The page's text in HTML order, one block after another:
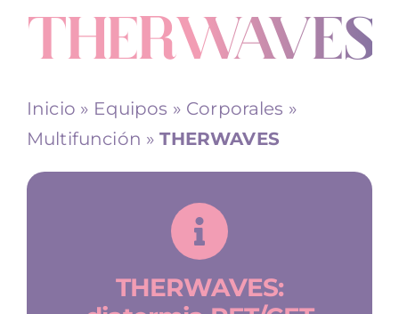
Alquiler equipos
Contacto
THERWAVES
Inicio » Equipos » Corporales »
Multifunción »THERWAVES
THERWAVES: